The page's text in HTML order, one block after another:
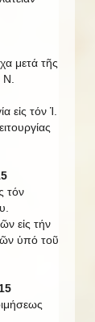
μετά τῆς
Ν.
εἰς τόν Ἱ.
τόν
εἰς τήν
ὑπό τοῦ